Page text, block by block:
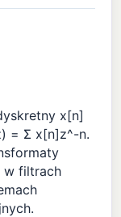
x[n]
= Σ x[n]z^-n.
w filtrach